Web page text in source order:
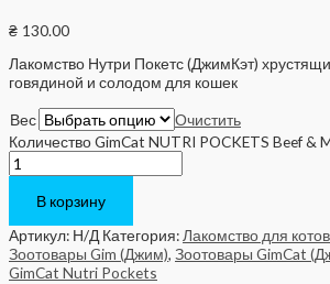
₴ 130.00
Лакомство Нутри Покетс (ДжимКэт)
говядиной и солодом для кошек
Вес
Очистить
Количество GimCat NUTRI POCKETS Beef &
В корзину
Артикул: Н/Д Категория: Лакомство для
Зоотовары Gim (Джим), Зоотовары GimCat
GimCat Nutri Pockets